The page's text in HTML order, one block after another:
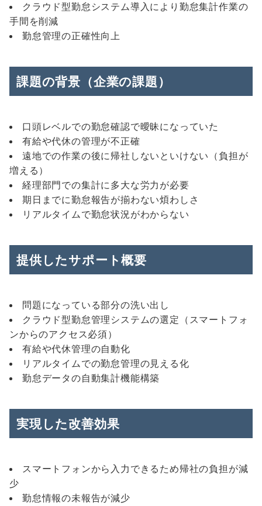
クラウド型勤怠システム導入により勤怠集計作業の
手間を削減
勤怠管理の正確性向上
課題の背景（企業の課題）
口頭レベルでの勤怠確認で曖昧になっていた
有給や代休の管理が不正確
遠地での作業の後に帰社しないといけない（負担が
増える）
経理部門での集計に多大な労力が必要
期日までに勤怠報告が揃わない煩わしさ
リアルタイムで勤怠状況がわからない
提供したサポート概要
問題になっている部分の洗い出し
クラウド型勤怠管理システムの選定（スマートフォ
ンからのアクセス必須）
有給や代休管理の自動化
リアルタイムでの勤怠管理の見える化
勤怠データの自動集計機能構築
実現した改善効果
スマートフォンから入力できるため帰社の負担が減
少
勤怠情報の未報告が減少